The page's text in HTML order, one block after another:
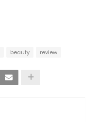
beauty review